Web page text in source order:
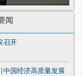
闻
召开
国经济高质量发展